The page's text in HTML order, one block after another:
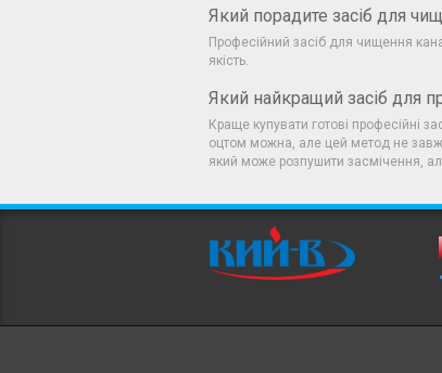
Який порадите засіб для
Професійний засіб для чищення
якість.
Який найкращий засіб для
Краще купувати готові професійні
оцтом можна, але цей метод не
який може розпушити засмічення,